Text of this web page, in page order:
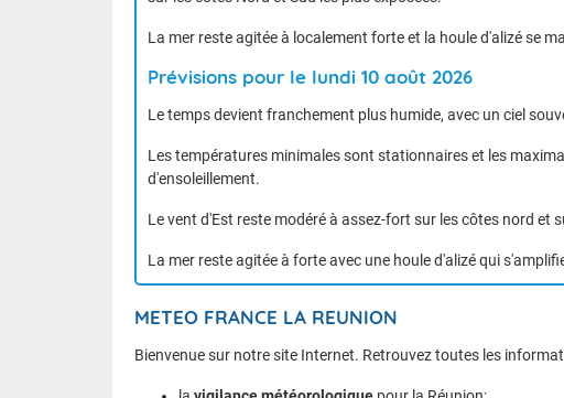
La mer reste agitée à localement forte et la houle d'alizé se
Prévisions pour le lundi 10 août 2026
Le temps devient franchement plus humide, avec un ciel
Les températures minimales sont stationnaires et les
d'ensoleillement.
Le vent d'Est reste modéré à assez-fort sur les côtes nord et
La mer reste agitée à forte avec une houle d'alizé qui
METEO FRANCE LA REUNION
Bienvenue sur notre site Internet. Retrouvez toutes les